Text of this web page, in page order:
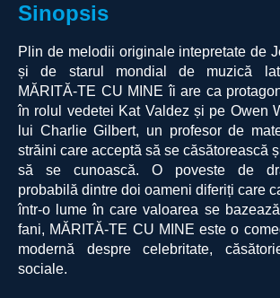
Sinopsis
Plin de melodii originale intepretate de
și de starul mondial de muzică
MĂRITĂ-TE CU MINE îi are ca
în rolul vedetei Kat Valdez și pe Owen
lui Charlie Gilbert, un profesor de
străini care acceptă să se căsătorească
să se cunoască. O poveste de
probabilă dintre doi oameni diferiți care
într-o lume în care valoarea se
fani, MĂRITĂ-TE CU MINE este o
modernă despre celebritate,
sociale.